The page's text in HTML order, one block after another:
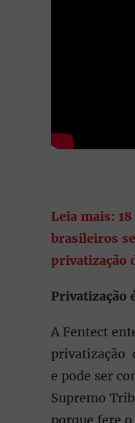
Leia mais:
brasileiros
privatização
Privatização
A Fentect
privatização
e pode ser
Supremo